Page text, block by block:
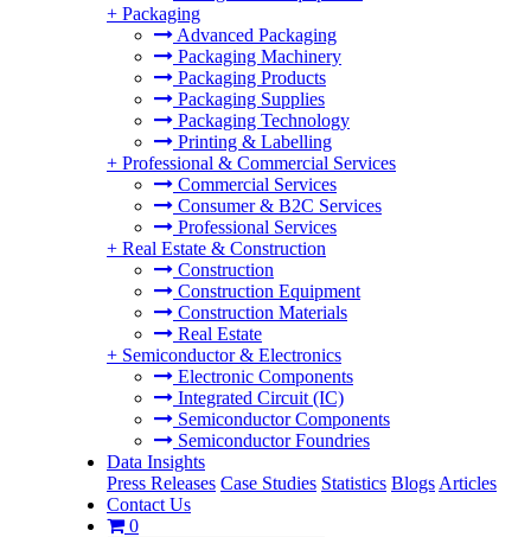
+ Packaging
Advanced Packaging
Packaging Machinery
Packaging Products
Packaging Supplies
Packaging Technology
Printing & Labelling
+ Professional & Commercial Services
Commercial Services
Consumer & B2C Services
Professional Services
+ Real Estate & Construction
Construction
Construction Equipment
Construction Materials
Real Estate
+ Semiconductor & Electronics
Electronic Components
Integrated Circuit (IC)
Semiconductor Components
Semiconductor Foundries
Data Insights
Press Releases Case Studies Statistics Blogs Articles
Contact Us
0